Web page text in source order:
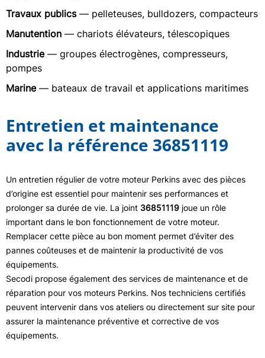
Travaux publics— pelleteuses, bulldozers, compacteurs
Manutention — chariots élévateurs, télescopiques
Industrie— groupes électrogènes, compresseurs,
pompes
Marine— bateaux de travail et applications maritimes
Entretien et maintenance
avec la référence 36851119
Un entretien régulier de votre moteur Perkins avec des pièces
d’origine est essentiel pour maintenir ses performances et
prolonger sa durée de vie. La joint 36851119 joue un rôle
important dans le bon fonctionnement de votre moteur.
Remplacer cette pièce au bon moment permet d’éviter des
pannes coûteuses et de maintenir la productivité de vos
équipements.
Secodi propose également des services de maintenance et de
réparation pour vos moteurs Perkins. Nos techniciens certifiés
peuvent intervenir dans vos ateliers ou directement sur site pour
assurer la maintenance préventive et corrective de vos
équipements.